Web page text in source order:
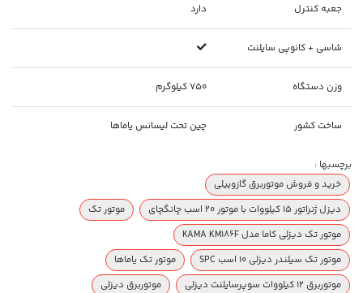
جعبه کنترل دارد
شاسی + کانوپی سایلنت
وزن دستگاه 750 کیلوگرم
ساخت کشور چین تحت لیسانس یاماها
برچسبها :
خرید و فروش موتوربرق گازوییلی
دیزل ژنراتور 15 کیلووات با موتور 20 اسب چانگچای
موتور تک
موتور تک دیزلی کاما مدل KAMA KM186F
موتور تک سیلندر دیزلی 10 اسب SPC
موتور تک یاماها
موتوربرق 12 کیلووات سوپرسایلنت دیزلی
موتوربرق دیزلی